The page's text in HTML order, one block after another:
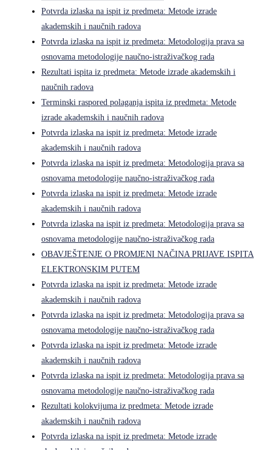
Potvrda izlaska na ispit iz predmeta: Metode izrade
akademskih i naučnih radova
Potvrda izlaska na ispit iz predmeta: Metodologija prava sa
osnovama metodologije naučno-istraživačkog rada
Rezultati ispita iz predmeta: Metode izrade akademskih i
naučnih radova
Terminski raspored polaganja ispita iz predmeta: Metode
izrade akademskih i naučnih radova
Potvrda izlaska na ispit iz predmeta: Metode izrade
akademskih i naučnih radova
Potvrda izlaska na ispit iz predmeta: Metodologija prava sa
osnovama metodologije naučno-istraživačkog rada
Potvrda izlaska na ispit iz predmeta: Metode izrade
akademskih i naučnih radova
Potvrda izlaska na ispit iz predmeta: Metodologija prava sa
osnovama metodologije naučno-istraživačkog rada
OBAVJEŠTENJE O PROMJENI NAČINA PRIJAVE ISPITA
ELEKTRONSKIM PUTEM
Potvrda izlaska na ispit iz predmeta: Metode izrade
akademskih i naučnih radova
Potvrda izlaska na ispit iz predmeta: Metodologija prava sa
osnovama metodologije naučno-istraživačkog rada
Potvrda izlaska na ispit iz predmeta: Metode izrade
akademskih i naučnih radova
Potvrda izlaska na ispit iz predmeta: Metodologija prava sa
osnovama metodologije naučno-istraživačkog rada
Rezultati kolokvijuma iz predmeta: Metode izrade
akademskih i naučnih radova
Potvrda izlaska na ispit iz predmeta: Metode izrade